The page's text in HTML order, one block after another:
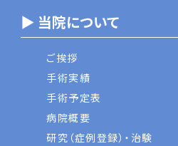
▶ 当院について
ご挨拶
手術実績
手術予定表
病院概要
研究（症例登録）・治験